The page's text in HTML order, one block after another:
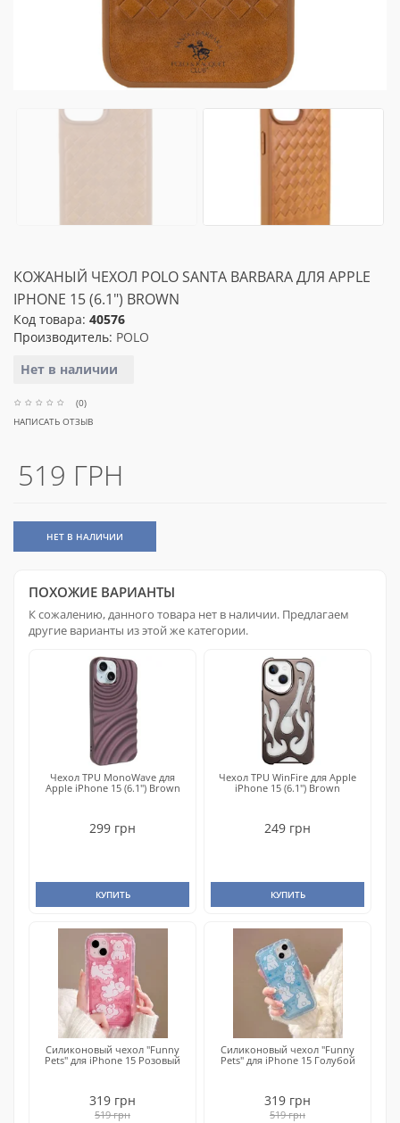
КОЖАНЫЙ ЧЕХОЛ POLO SANTA BARBARA ДЛЯ APPLE
IPHONE 15 (6.1") BROWN
Код товара: 40576
Производитель: POLO
Нет в наличии
(0)
НАПИСАТЬ ОТЗЫВ
519 ГРН
НЕТ В НАЛИЧИИ
ПОХОЖИЕ ВАРИАНТЫ
К сожалению, данного товара нет в наличии. Предлагаем
другие варианты из этой же категории.
Чехол TPU MonoWave для
Apple iPhone 15 (6.1") Brown
299 грн
КУПИТЬ
Чехол TPU WinFire для Apple
iPhone 15 (6.1") Brown
249 грн
КУПИТЬ
Силиконовый чехол "Funny
Pets" для iPhone 15 Розовый
319 грн
519 грн
Силиконовый чехол "Funny
Pets" для iPhone 15 Голубой
319 грн
519 грн